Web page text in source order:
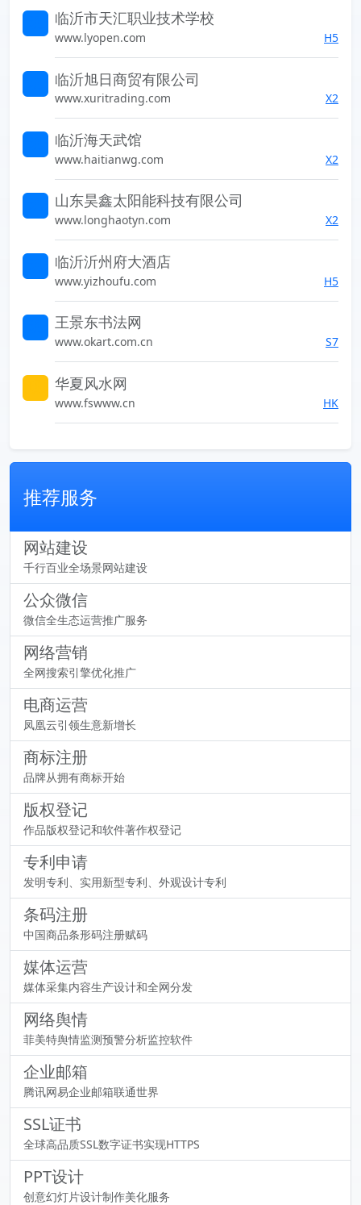
发现未知的世界
临沂市天汇职业技术学校
www.lyopen.com H5
发现未知的世界
临沂旭日商贸有限公司
www.xuritrading.com X2
发现未知的世界
临沂海天武馆
www.haitianwg.com X2
发现未知的世界
山东昊鑫太阳能科技有限公司
www.longhaotyn.com X2
发现未知的世界
临沂沂州府大酒店
www.yizhoufu.com H5
发现未知的世界
王景东书法网
www.okart.com.cn S7
发现未知的世界
华夏风水网
www.fswww.cn HK
推荐服务
网站建设
千行百业全场景网站建设
公众微信
微信全生态运营推广服务
网络营销
全网搜索引擎优化推广
电商运营
凤凰云引领生意新增长
商标注册
品牌从拥有商标开始
版权登记
作品版权登记和软件著作权登记
专利申请
发明专利、实用新型专利、外观设计专利
条码注册
中国商品条形码注册赋码
媒体运营
媒体采集内容生产设计和全网分发
网络舆情
菲美特舆情监测预警分析监控软件
企业邮箱
腾讯网易企业邮箱联通世界
SSL证书
全球高品质SSL数字证书实现HTTPS
PPT设计
创意幻灯片设计制作美化服务